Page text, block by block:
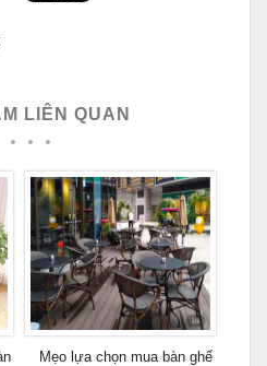
LIÊN QUAN
Mẹo lựa chọn mua bàn ghế